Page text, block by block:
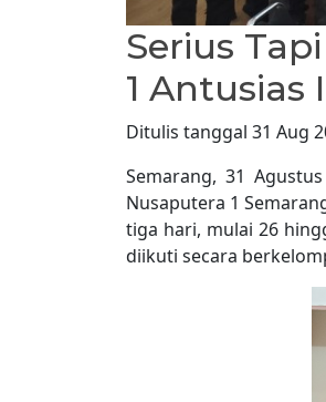
Serius
1 Antusias
Ditulis tanggal 31 Aug
Semarang, 31
Nusaputera 1
tiga hari, mulai 26
diikuti secara